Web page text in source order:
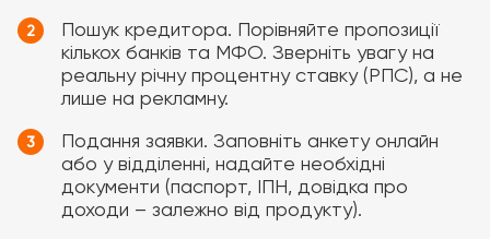
Пошук кредитора. Порівняйте пропозиції
кількох банків та МФО. Зверніть увагу на
реальну річну процентну ставку (РПС), а не
лише на рекламну.
Подання заявки. Заповніть анкету онлайн
або у відділенні, надайте необхідні
документи (паспорт, ІПН, довідка про
доходи – залежно від продукту).